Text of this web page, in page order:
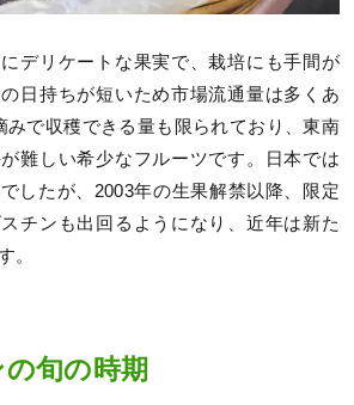
デリケートな果実で、栽培にも手間が
日持ちが短いため市場流通量は多くあ
みで収穫できる量も限られており、東南
難しい希少なフルーツです。日本では
したが、2003年の生果解禁以降、限定
チンも出回るようになり、近年は新た
。
旬の時期